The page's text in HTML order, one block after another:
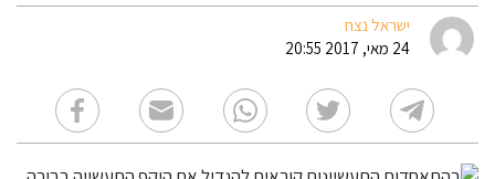
ישראל נצח
24 מאי, 2017 20:55